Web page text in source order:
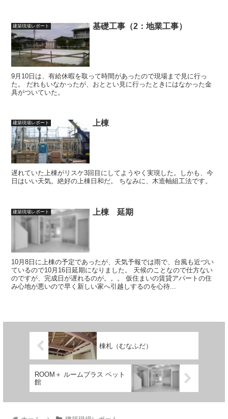
建築現場レポート 基礎工事（2：地業工事）
9月10日は、有給休暇を取って時間があったので現場まで見に行っ
た。 だれもいなかったが、おととい見に行ったときにはなかった金
具がついていた。
建築現場レポート 上棟
遅れていた上棟がリスケ3回目にしてようやく実現した。しかも、今
日はいい天気。絶好の上棟日和だ。 ちなみに、木造軸組工法です。
建築現場レポート 上棟 延期
10月8日に上棟の予定であったが、天気予報では雨で、台風も近づい
ているので10月16日延期になりました。 天候のことなので仕方ない
のですが、完成日が遅れるのが。。。 仮住まいの賃貸アパートの住
み心地が悪いので早く新しい家へ引越しするのを心待...
棟札（むなふだ）
ROOM＋ ルームプラス ベット
館